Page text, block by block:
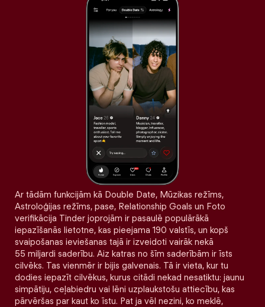
Ar tādām funkcijām kā Double Date, Mūzikas režīms,
Astroloģijas režīms, pase, Relationship Goals un Foto
verifikācija Tinder joprojām ir pasaulē populārākā
iepazīšanās lietotne, kas pieejama 190 valstīs, un kopš
svaipošanas ieviešanas tajā ir izveidoti vairāk nekā
55 miljardi saderību. Aiz katras no šīm saderībām ir īsts
cilvēks. Tas vienmēr ir bijis galvenais. Tā ir vieta, kur tu
dodies iepazīt cilvēkus, kurus citādi nekad nesatiktu: jaunu
simpātiju, ceļabiedru vai lēni uzplaukstošu attiecību, kas
pārvēršas par kaut ko īstu. Pat ja vēl nezini, ko meklē,